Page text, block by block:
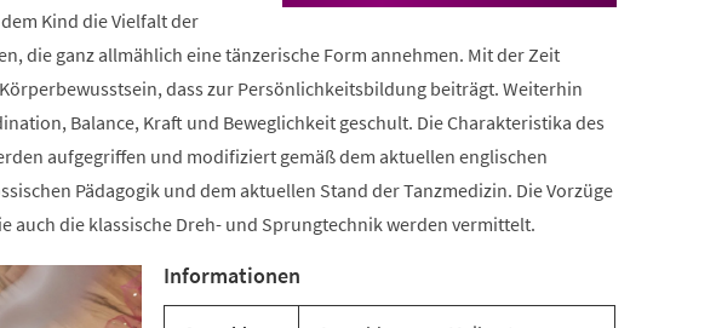
Kind die Vielfalt der
die ganz allmählich eine tänzerische Form annehmen. Mit der Zeit
dass zur Persönlichkeitsbildung beiträgt. Weiterhin
Balance, Kraft und Beweglichkeit geschult. Die Charakteristika des
aufgegriffen und modifiziert gemäß dem aktuellen englischen
Pädagogik und dem aktuellen Stand der Tanzmedizin. Die Vorzüge
auch die klassische Dreh- und Sprungtechnik werden vermittelt.
Informationen